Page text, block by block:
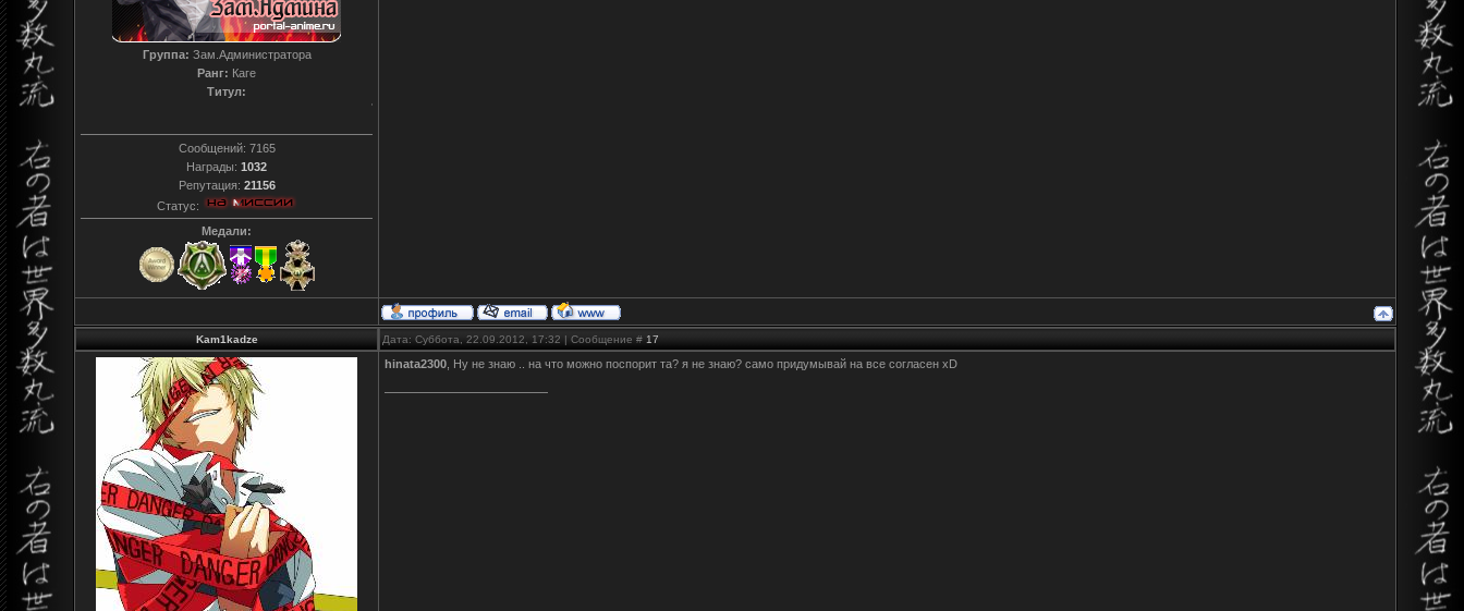
Группа: Зам.Администратора
Ранг: Каге
Титул:
T0reador xD
Сообщений: 7165
Награды: 1032
Репутация: 21156
Статус:
Медали:
Kam1kadze Дата: Суббота, 22.09.2012, 17:32 | Сообщение # 17
hinata2300 , Ну не знаю .. на что можно поспорит та? я не знаю? само придумывай на все согласен xD